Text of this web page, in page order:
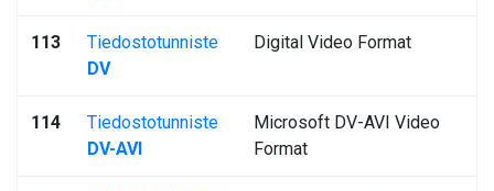
113
Tiedostotunniste
DV
Digital Video Format
114
Tiedostotunniste
DV-AVI
Microsoft DV-AVI Video
Format